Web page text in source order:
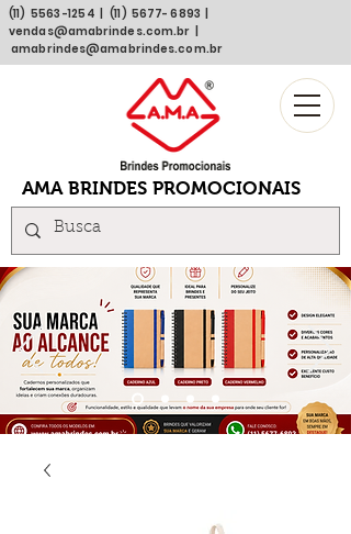
(11) 5563 -1254 | (11) 5677- 6893
vendas@amabrindes.com.br
amabrindes@amabrindes.com.br
AMA BRINDES PROMOCIONAIS